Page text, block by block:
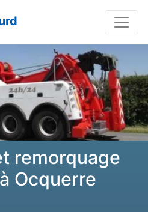
remorquage
Ocquerre